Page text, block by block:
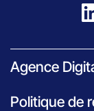
Agence
Politique de